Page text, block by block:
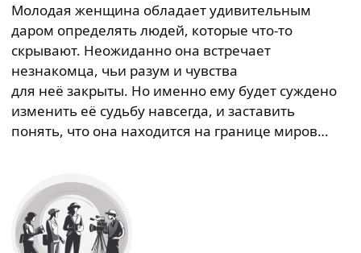
Молодая женщина обладает удивительным
даром определять людей, которые что-то
скрывают. Неожиданно она встречает
незнакомца, чьи разум и чувства
для неё закрыты. Но именно ему будет суждено
изменить её судьбу навсегда, и заставить
понять, что она находится на границе миров…